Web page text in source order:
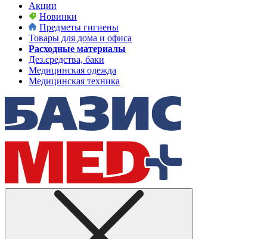
Акции
Новинки
Предметы гигиены
Товары для дома и офиса
Расходные материалы
Дез.средства, баки
Медицинская одежда
Медицинская техника